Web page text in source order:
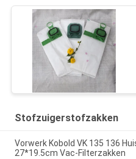
Stofzuigerstofzakken
Vorwerk Kobold VK 135 136
27*19.5cm Vac-Filterzakken